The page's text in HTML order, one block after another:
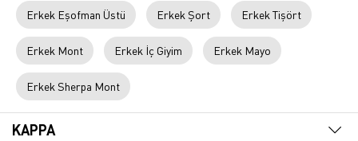
Erkek Eşofman Üstü Erkek Şort Erkek Tişört
Erkek Mont Erkek İç Giyim Erkek Mayo
Erkek Sherpa Mont
KAPPA